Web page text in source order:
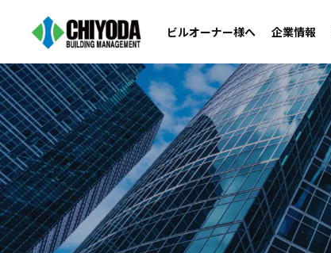
ビルオーナー様へ 企業情報